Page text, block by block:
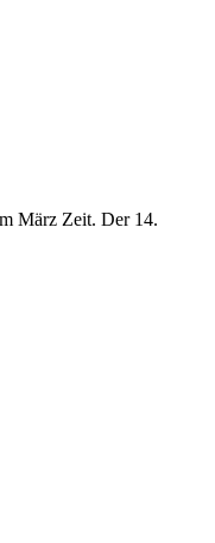
März Zeit. Der 14.